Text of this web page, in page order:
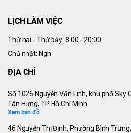
LỊCH LÀM VIỆC
Thứ hai - Thứ bảy: 8:00 - 20:00
Chủ nhật: Nghỉ
ĐỊA CHỈ
Số 1026 Nguyễn Văn Linh, khu phố Sky
Tân Hưng, TP Hồ Chí Minh
Xem bản đồ
46 Nguyễn Thị Định, Phường Bình